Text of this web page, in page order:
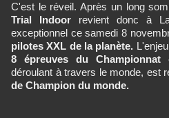
C'est le réveil. Après un long
Trial Indoor revient donc à
exceptionnel ce samedi 8
pilotes XXL de la planète.
8 épreuves du
déroulant à travers le monde, est
de Champion du monde.